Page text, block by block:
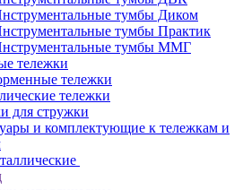
тумбы Диком
тумбы Практик
тумбы ММГ
тележки
тележки
тележки
для стружки
и комплектующие к тележкам и